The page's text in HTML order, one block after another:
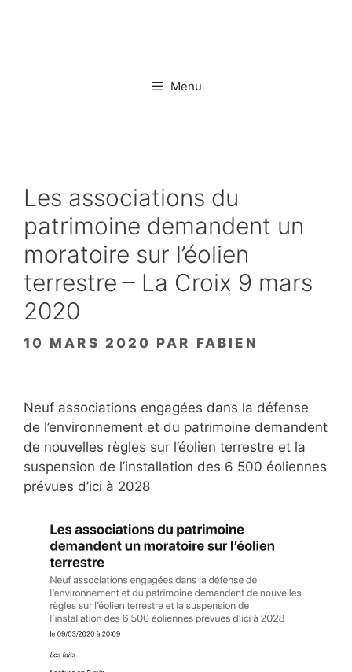
Menu
Les associations du
patrimoine demandent un
moratoire sur l’éolien
terrestre – La Croix 9 mars
2020
10 MARS 2020 PAR FABIEN
Neuf associations engagées dans la défense
de l’environnement et du patrimoine demandent
de nouvelles règles sur l’éolien terrestre et la
suspension de l’installation des 6 500 éoliennes
prévues d’ici à 2028